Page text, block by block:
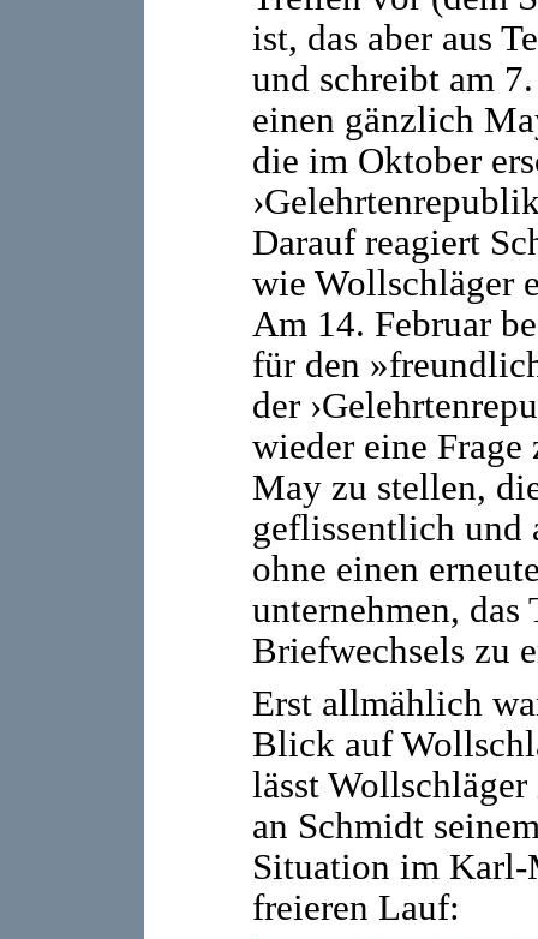
ist, das aber aus
und schreibt am
einen gänzlich
die im Oktober
Darauf reagiert
wie Wollschläger
Am 14. Februar
für den
der
wieder eine
May zu stellen,
geflissentlich und
ohne einen
unternehmen, das
Briefwechsels zu
Erst allmählich
Blick auf
lässt
an Schmidt
Situation im Karl-
freieren Lauf: